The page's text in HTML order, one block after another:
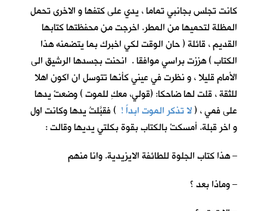
كانت تجلس بجانبي تماما ، يدي على كتفها و الاخرى تحمل
المظلة لتحميها من المطر. اخرجت من محفظتها كتابها
القديم ، قائلة ( حان الوقت لكي اخبرك بما يتضمنه هذا
الكتاب ) هززت براسي موافقا . انحنت بجسدها الرشيق الى
الأمام قليلا ، و نظرت في عيني كأنها تتوسل ان اكون اهلا
للثقة ، قلت لها ضاحكا: (قولي، معكِ للموت ) وضعتْ يدها
على فمي ، (لا تذكر الموت ابداً ! ) فقبَّلتُ يدها وكانت اول
و اخر قبلة. أمسكتْ بالكتاب بقوة بكلتي يديها وقالت :
– هذا كتاب الجلوة للطائفة الايزيدية. وانا منهم
– وماذا بعد ؟